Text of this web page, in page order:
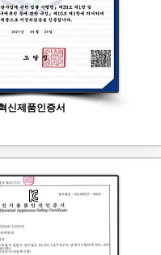
신제품인증서